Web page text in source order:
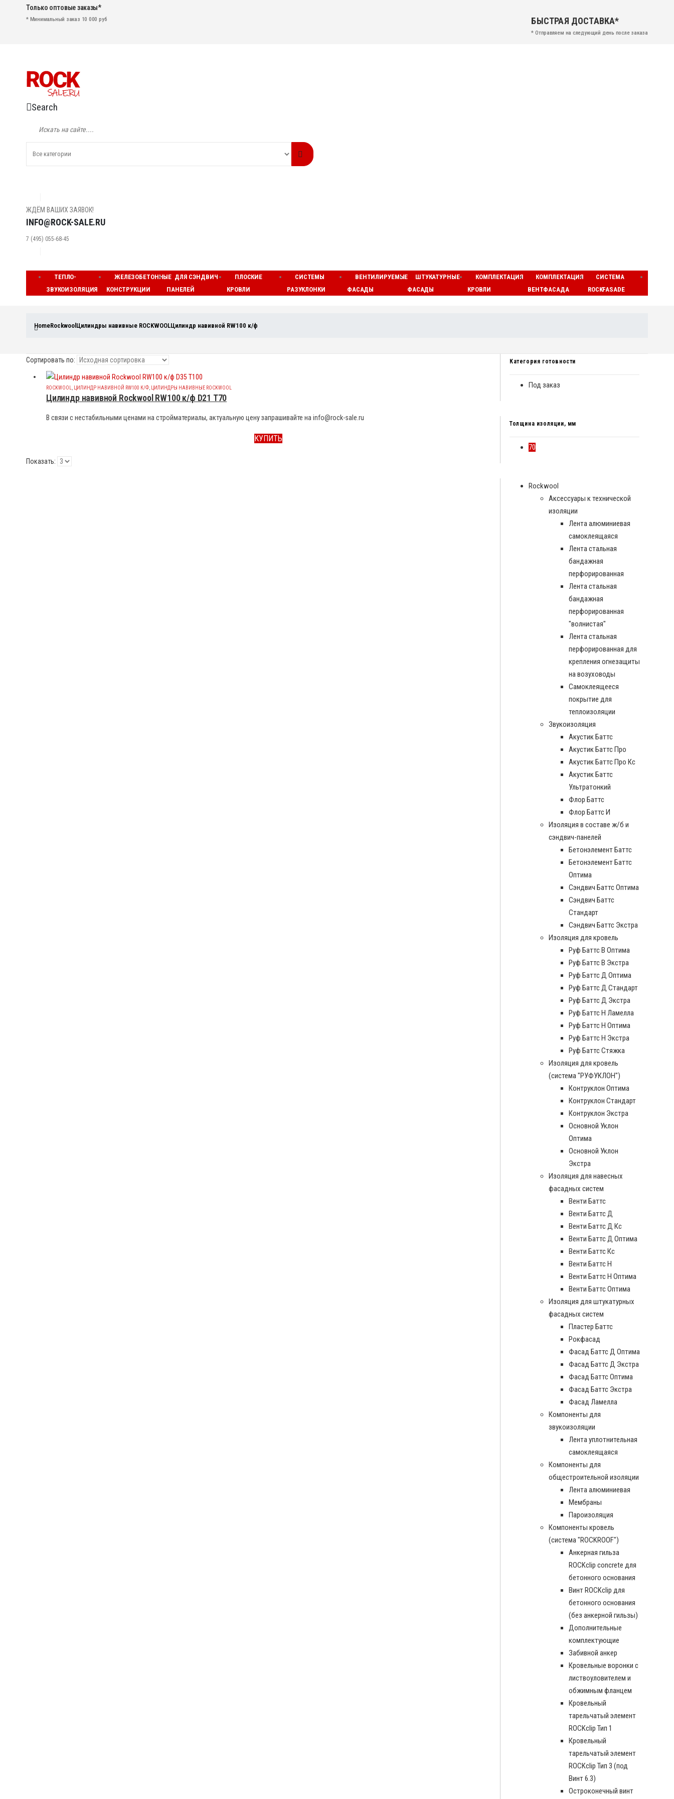
БЫСТРАЯ ДОСТАВКА*
* Отправляем на следующий день после заказа
Только оптовые заказы*
* Минимальный заказ 10 000 руб
Search
ЖДЁМ ВАШИХ ЗАЯВОК!
INFO@ROCK-SALE.RU
7 (495) 055-68-45
ТЕПЛО-
ЗВУКОИЗОЛЯЦИЯ
ЖЕЛЕЗОБЕТОННЫЕ
КОНСТРУКЦИИ
ДЛЯ СЭНДВИЧ
ПАНЕЛЕЙ
ПЛОСКИЕ
КРОВЛИ
СИСТЕМЫ
РАЗУКЛОНКИ
ВЕНТИЛИРУЕМЫЕ
ФАСАДЫ
ШТУКАТУРНЫЕ
ФАСАДЫ
КОМПЛЕКТАЦИЯ
КРОВЛИ
КОМПЛЕКТАЦИЯ
ВЕНТФАСАДА
СИСТЕМА
ROCKFASADE
HomeRockwool Цилиндры навивные ROCKWOOLЦилиндр навивной RW100 к/ф
Сортировать по:
ROCKWOOL ЦИЛИНДР НАВИВНОЙ RW100 К/Ф ЦИЛИНДРЫ НАВИВНЫЕ ROCKWOOL
Цилиндр навивной Rockwool RW100 к/ф D21 T70
В связи с нестабильными ценами на стройматериалы, актуальную цену запрашивайте на info@rock-sale.ru
КУПИТЬ
Показать:
Категория готовности
Под заказ
Толщина изоляции, мм
70
Rockwool
Аксессуары к технической
изоляции
Лента алюминиевая
самоклеящаяся
Лента стальная
бандажная
перфорированная
Лента стальная
бандажная
перфорированная
"волнистая"
Лента стальная
перфорированная для
крепления огнезащиты
на возуховоды
Самоклеящееся
покрытие для
теплоизоляции
Звукоизоляция
Акустик Баттс
Акустик Баттс Про
Акустик Баттс Про Кс
Акустик Баттс
Ультратонкий
Флор Баттс
Флор Баттс И
Изоляция в составе ж/б и
сэндвич-панелей
Бетонэлемент Баттс
Бетонэлемент Баттс
Оптима
Сэндвич Баттс Оптима
Сэндвич Баттс
Стандарт
Сэндвич Баттс Экстра
Изоляция для кровель
Руф Баттс В Оптима
Руф Баттс В Экстра
Руф Баттс Д Оптима
Руф Баттс Д Стандарт
Руф Баттс Д Экстра
Руф Баттс Н Ламелла
Руф Баттс Н Оптима
Руф Баттс Н Экстра
Руф Баттс Стяжка
Изоляция для кровель
(система "РУФУКЛОН")
Контруклон Оптима
Контруклон Стандарт
Контруклон Экстра
Основной Уклон
Оптима
Основной Уклон
Экстра
Изоляция для навесных
фасадных систем
Венти Баттс
Венти Баттс Д
Венти Баттс Д Кс
Венти Баттс Д Оптима
Венти Баттс Кс
Венти Баттс Н
Венти Баттс Н Оптима
Венти Баттс Оптима
Изоляция для штукатурных
фасадных систем
Пластер Баттс
Рокфасад
Фасад Баттс Д Оптима
Фасад Баттс Д Экстра
Фасад Баттс Оптима
Фасад Баттс Экстра
Фасад Ламелла
Компоненты для
звукоизоляции
Лента уплотнительная
самоклеящаяся
Компоненты для
общестроительной изоляции
Лента алюминиевая
Мембраны
Пароизоляция
Компоненты кровель
(система "ROCKROOF")
Анкерная гильза
ROCKclip concrete для
бетонного основания
Винт ROCKclip для
бетонного основания
(без анкерной гильзы)
Дополнительные
комплектующие
Забивной анкер
Кровельные воронки с
листвоуловителем и
обжимным фланцем
Кровельный
тарельчатый элемент
ROCKclip Тип 1
Кровельный
тарельчатый элемент
ROCKclip Тип 3 (под
Винт 6.3)
Остроконечный винт